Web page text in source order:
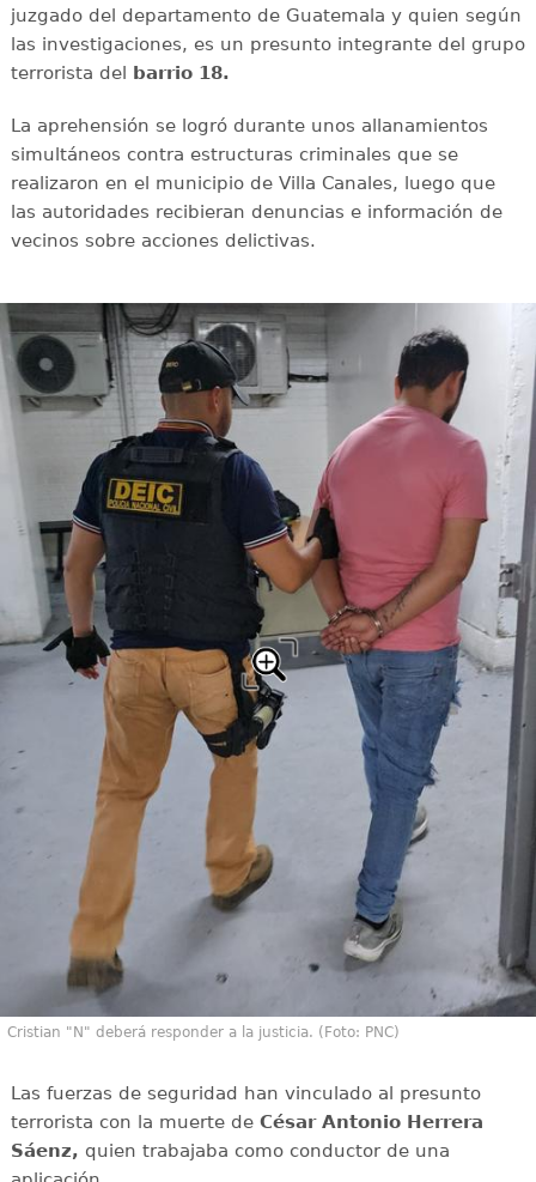
juzgado del departamento de Guatemala y quien según
las investigaciones, es un presunto integrante del grupo
terrorista del barrio 18.
La aprehensión se logró durante unos allanamientos
simultáneos contra estructuras criminales que se
realizaron en el municipio de Villa Canales, luego que
las autoridades recibieran denuncias e información de
vecinos sobre acciones delictivas.
Cristian "N" deberá responder a la justicia. (Foto: PNC)
Las fuerzas de seguridad han vinculado al presunto
terrorista con la muerte de César Antonio Herrera
Sáenz, quien trabajaba como conductor de una